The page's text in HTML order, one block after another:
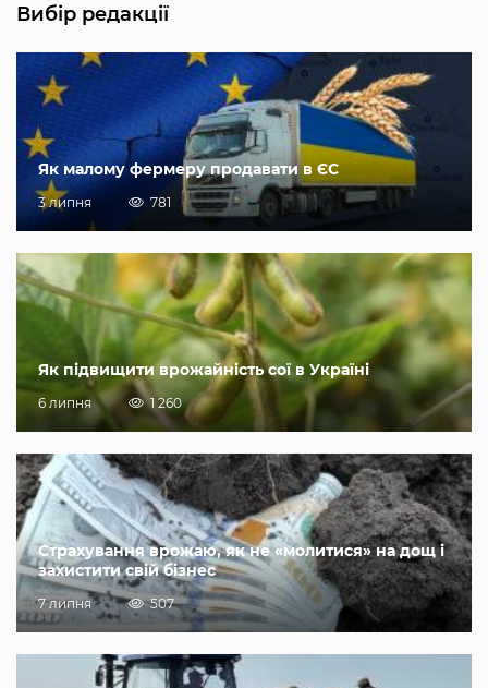
Вибір редакції
Як малому фермеру продавати в ЄС
3 липня 781
Як підвищити врожайність сої в Україні
6 липня 1 260
Страхування врожаю, як не «молитися» на дощ і
захистити свій бізнес
7 липня 507